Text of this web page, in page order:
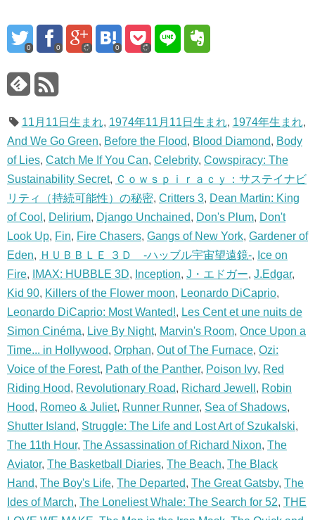
0 0 0
11月11日生まれ, 1974年11月11日生まれ, 1974年生まれ,
And We Go Green, Before the Flood, Blood Diamond, Body
of Lies, Catch Me If You Can, Celebrity, Cowspiracy: The
Sustainability Secret, Ｃｏｗｓｐｉｒａｃｙ：サステイナビ
リティ（持続可能性）の秘密, Critters 3, Dean Martin: King
of Cool , Delirium, Django Unchained, Don's Plum, Don't
Look Up, Fin, Fire Chasers, Gangs of New York, Gardener of
Eden, ＨＵＢＢＬＥ ３Ｄ -ハッブル宇宙望遠鏡-, Ice on
Fire, IMAX: HUBBLE 3D, Inception, J・エドガー, J.Edgar,
Kid 90, Killers of the Flower moon, Leonardo DiCaprio,
Leonardo DiCaprio: Most Wanted!, Les Cent et une nuits de
Simon Cinéma, Live By Night, Marvin's Room, Once Upon a
Time... in Hollywood, Orphan, Out of The Furnace, Ozi:
Voice of the Forest, Path of the Panther, Poison Ivy, Red
Riding Hood, Revolutionary Road, Richard Jewell , Robin
Hood, Romeo & Juliet, Runner Runner, Sea of Shadows,
Shutter Island, Struggle: The Life and Lost Art of Szukalski,
The 11th Hour, The Assassination of Richard Nixon, The
Aviator, The Basketball Diaries, The Beach, The Black
Hand, The Boy's Life, The Departed, The Great Gatsby, The
Ides of March, The Loneliest Whale: The Search for 52, THE